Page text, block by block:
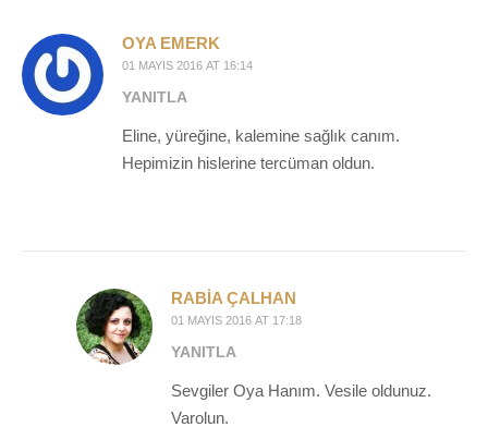
OYA EMERK
01 MAYIS 2016 AT 16:14
YANITLA
Eline, yüreğine, kalemine sağlık canım.
Hepimizin hislerine tercüman oldun.
RABIA ÇALHAN
01 MAYIS 2016 AT 17:18
YANITLA
Sevgiler Oya Hanım. Vesile oldunuz.
Varolun.